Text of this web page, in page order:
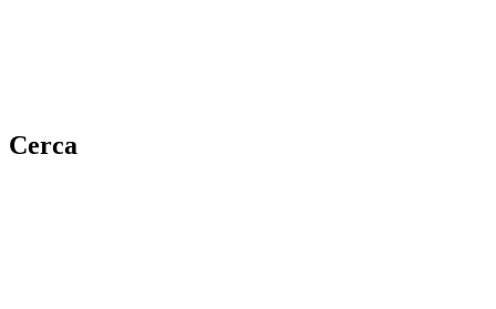
Cerca